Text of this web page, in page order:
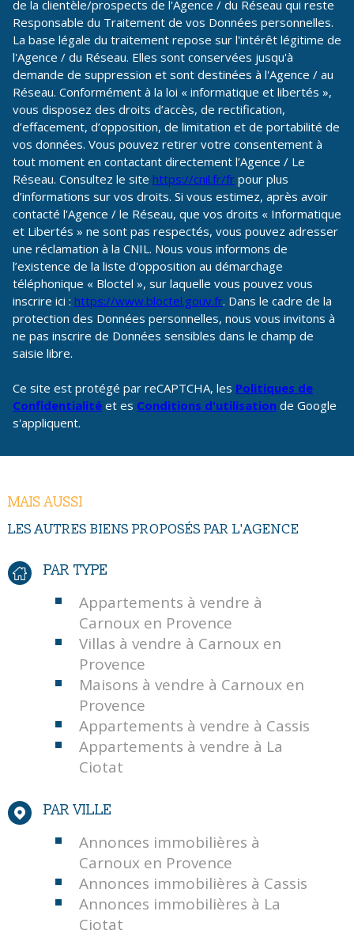
Responsable du Traitement de vos Données personnelles.
La base légale du traitement repose sur l'intérêt légitime de
l'Agence / du Réseau. Elles sont conservées jusqu'à
demande de suppression et sont destinées à l'Agence / au
Réseau. Conformément à la loi « informatique et libertés »,
vous disposez des droits d’accès, de rectification,
d’effacement, d’opposition, de limitation et de portabilité de
vos données. Vous pouvez retirer votre consentement à
tout moment en contactant directement l’Agence / Le
Réseau. Consultez le site https://cnil.fr/fr pour plus
d’informations sur vos droits. Si vous estimez, après avoir
contacté l'Agence / le Réseau, que vos droits « Informatique
et Libertés » ne sont pas respectés, vous pouvez adresser
une réclamation à la CNIL. Nous vous informons de
l’existence de la liste d'opposition au démarchage
téléphonique « Bloctel », sur laquelle vous pouvez vous
inscrire ici : https://www.bloctel.gouv.fr . Dans le cadre de la
protection des Données personnelles, nous vous invitons à
ne pas inscrire de Données sensibles dans le champ de
saisie libre.
Ce site est protégé par reCAPTCHA, les Politiques de
Confidentialité et es Conditions d'utilisation de Google
s'appliquent.
MAIS AUSSI
LES AUTRES BIENS PROPOSÉS PAR L'AGENCE
PAR TYPE
Appartements à vendre à
Carnoux en Provence
Villas à vendre à Carnoux en
Provence
Maisons à vendre à Carnoux en
Provence
Appartements à vendre à Cassis
Appartements à vendre à La
Ciotat
PAR VILLE
Annonces immobilières à
Carnoux en Provence
Annonces immobilières à Cassis
Annonces immobilières à La
Ciotat